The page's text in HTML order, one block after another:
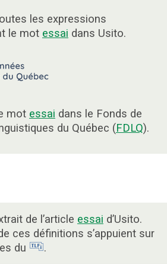
les expressions
le mot essai dans Usito.
mot essai dans le Fonds de
du Québec (FDLQ).
de l’article essai d’Usito.
ces définitions s’appuient sur
du
.